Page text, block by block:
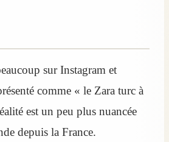
sur Instagram et
comme « le Zara turc à
est un peu plus nuancée
depuis la France.